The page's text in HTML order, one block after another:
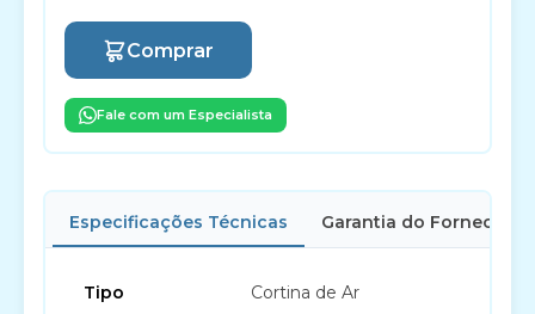
Comprar
Fale com um Especialista
Especificações Técnicas Garantia do Fornecedor
Tipo Cortina de Ar